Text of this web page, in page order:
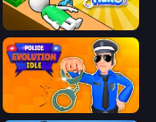
Doctor Hero
Police Evolution Idle